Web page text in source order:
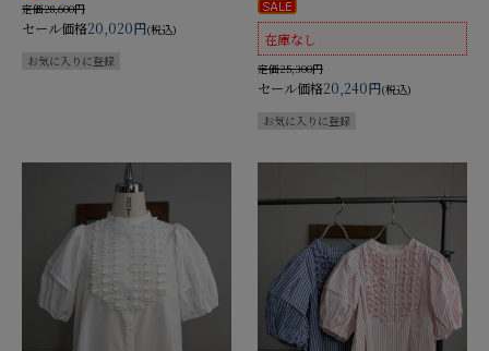
定価28,600円
セール価格20,020円(税込)
在庫なし
定価25,300円
セール価格20,240円(税込)